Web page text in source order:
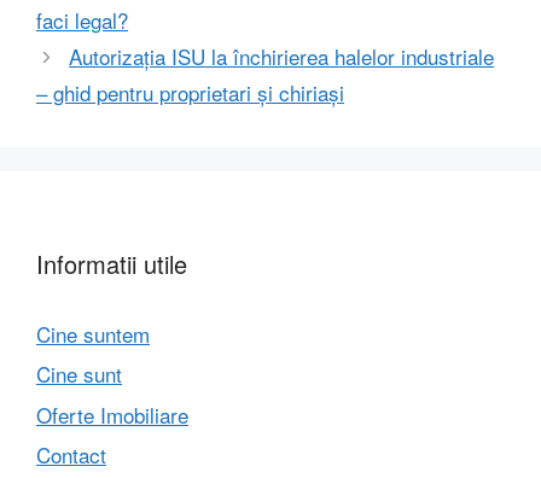
faci legal?
Autorizația ISU la închirierea halelor industriale
– ghid pentru proprietari și chiriași
Informatii utile
Cine suntem
Cine sunt
Oferte Imobiliare
Contact